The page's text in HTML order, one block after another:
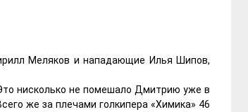
Меляков и нападающие Илья Шипов,
нисколько не помешало Дмитрию уже в
же за плечами голкипера «Химика» 46